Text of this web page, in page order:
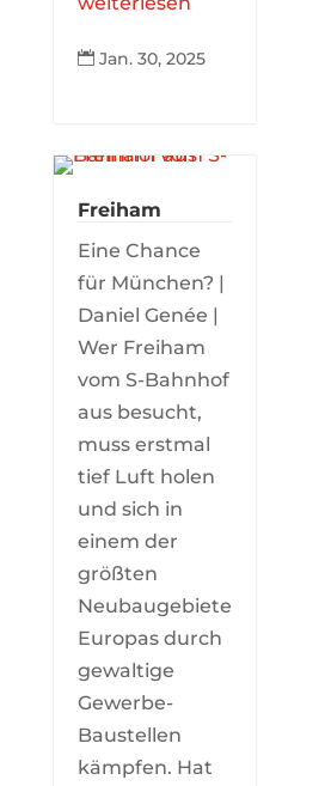
 Jan. 30, 2025
Freiham
Eine Chance
für München? |
Daniel Genée |
Wer Freiham
vom S-Bahnhof
aus besucht,
muss erstmal
tief Luft holen
und sich in
einem der
größten
Neubaugebiete
Europas durch
gewaltige
Gewerbe-
Baustellen
kämpfen. Hat